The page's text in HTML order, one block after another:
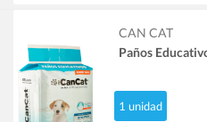
CAN CAT
Paños
1 unidad